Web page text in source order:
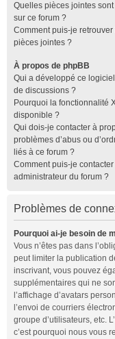
Quelles pièces jointes
sur ce forum ?
Comment puis-je retrouver
pièces jointes ?
À propos de phpBB
Qui a développé ce
de discussions ?
Pourquoi la fonctionnalité
disponible ?
Qui dois-je contacter à
problèmes d’abus ou
liés à ce forum ?
Comment puis-je contacter
administrateur du forum ?
Problèmes de
Pourquoi ai-je besoin de
Vous n’êtes pas dans
peut limiter la publication
inscrivant, vous pouvez
supplémentaires qui ne
l’affichage d’avatars
l’envoi de courriers
groupe d’utilisateurs, etc.
c’est pourquoi nous vous